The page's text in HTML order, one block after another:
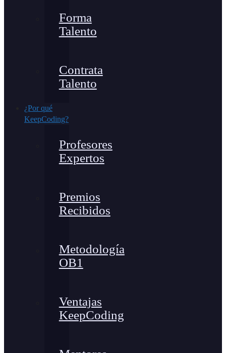
Forma
Talento
Contrata
Talento
¿Por qué
KeepCoding?
Profesores
Expertos
Premios
Recibidos
Metodología
OB1
Ventajas
KeepCoding